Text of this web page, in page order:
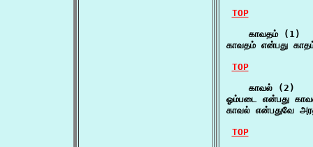
TOP
    காவதம் (1)
காவதம் என்பது
TOP
    காவல் (2)
ஓம்படை என்பது
காவல் என்பதுவே
TOP